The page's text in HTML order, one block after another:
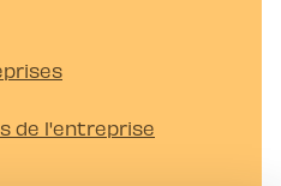
de l'entreprise